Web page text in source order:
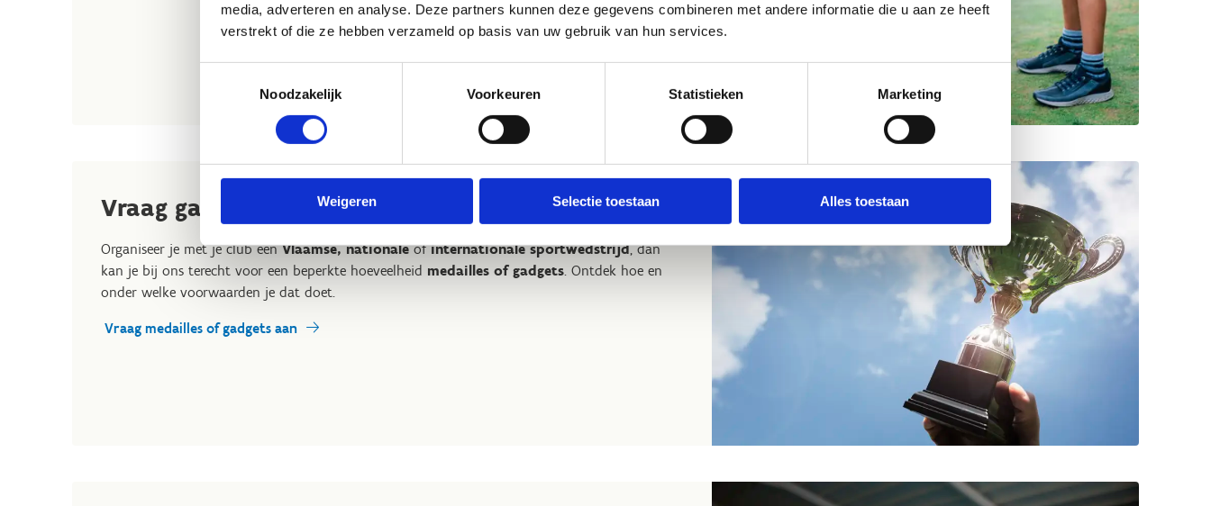
media, adverteren en analyse. Deze partners kunnen deze gegevens combineren met andere informatie die u aan ze heeft
verstrekt of die ze hebben verzameld op basis van uw gebruik van hun services.
Noodzakelijk
Voorkeuren Statistieken Marketing
Weigeren Selectie toestaan Alles toestaan
Vraag gadgets of medailles aan
Organiseer je met je club eenVlaamse, nationaleofinternationale sportwedstrijd, dan
kan je bij ons terecht voor een beperkte hoeveelheid medailles of gadgets. Ontdek hoe en
onder welke voorwaarden je dat doet.
Vraag medailles of gadgets aan